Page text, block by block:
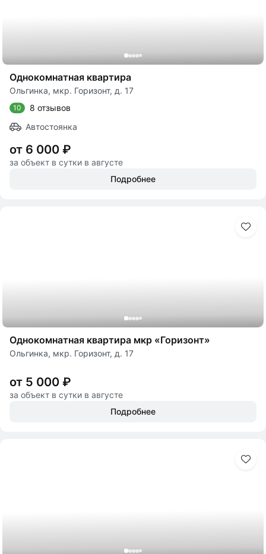
Однокомнатная квартира
Ольгинка, мкр. Горизонт, д. 17
10
8 отзывов
Автостоянка
от 6 000 ₽
за объект в сутки в августе
Подробнее
Однокомнатная квартира мкр «Горизонт»
Ольгинка, мкр. Горизонт, д. 17
от 5 000 ₽
за объект в сутки в августе
Подробнее